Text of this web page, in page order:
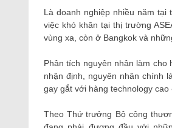
Là doanh nghiệp nhiều năm tại
việc khó khăn tại thị trường
vùng xa, còn ở Bangkok và
Phân tích nguyên nhân làm cho
nhận định, nguyên nhân chính
gay gắt với hàng technology
Theo Thứ trưởng Bộ công